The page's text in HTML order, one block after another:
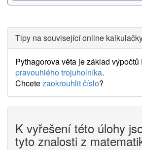
Tipy na související online
Pythagorova věta je základ výpočtů
pravouhlého trojuholníka.
Chcetezaokrouhlit číslo?
K vyřešení této úlohy
tyto znalosti z